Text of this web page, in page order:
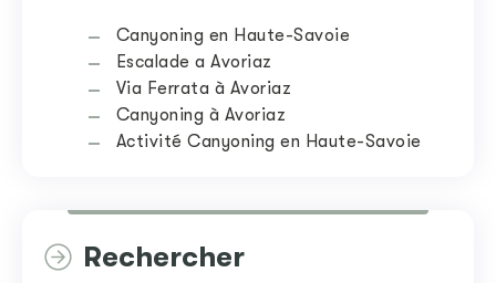
Canyoning en Haute-Savoie
Escalade a Avoriaz
Via Ferrata à Avoriaz
Canyoning à Avoriaz
Activité Canyoning en Haute-Savoie
Rechercher